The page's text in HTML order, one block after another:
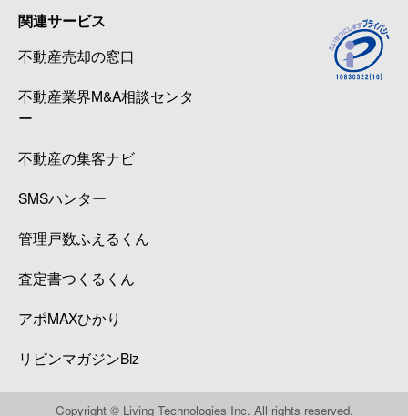
関連サービス
不動産売却の窓口
不動産業界M&A相談センタ
ー
不動産の集客ナビ
SMSハンター
管理戸数ふえるくん
査定書つくるくん
アポMAXひかり
リビンマガジンBiz
Copyright © Living Technologies Inc. All rights reserved.